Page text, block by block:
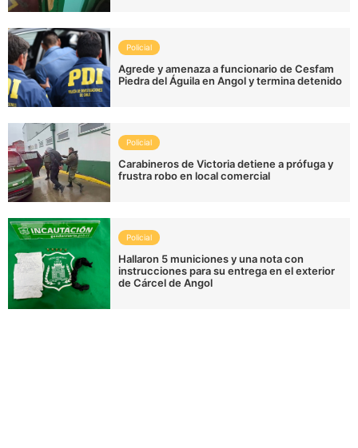
Policial
Agrede y amenaza a funcionario de Cesfam
Piedra del Águila en Angol y termina detenido
Policial
Carabineros de Victoria detiene a prófuga y
frustra robo en local comercial
Policial
Hallaron 5 municiones y una nota con
instrucciones para su entrega en el exterior
de Cárcel de Angol